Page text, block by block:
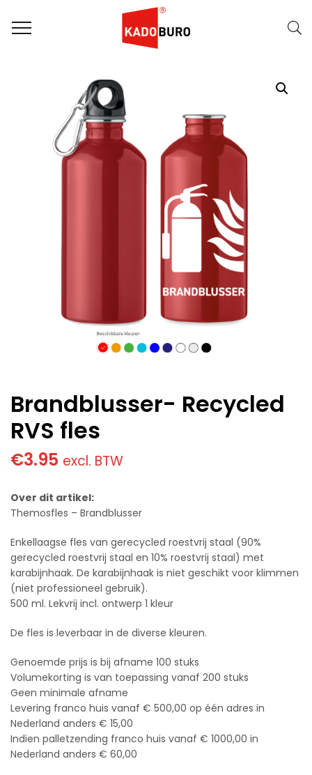
Home
Dag van de BHV
Brandblusser- Recycled RVS fles
Brandblusser- Recycled
RVS fles
€3.95 excl. BTW
Over dit artikel:
Themosfles – Brandblusser
Enkellaagse fles van gerecycled roestvrij staal (90%
gerecycled roestvrij staal en 10% roestvrij staal) met
karabijnhaak. De karabijnhaak is niet geschikt voor klimmen
(niet professioneel gebruik).
500 ml. Lekvrij incl. ontwerp 1 kleur
De fles is leverbaar in de diverse kleuren.
Genoemde prijs is bij afname 100 stuks
Volumekorting is van toepassing vanaf 200 stuks
Geen minimale afname
Levering franco huis vanaf € 500,00 op één adres in
Nederland anders € 15,00
Indien palletzending franco huis vanaf € 1000,00 in
Nederland anders € 60,00